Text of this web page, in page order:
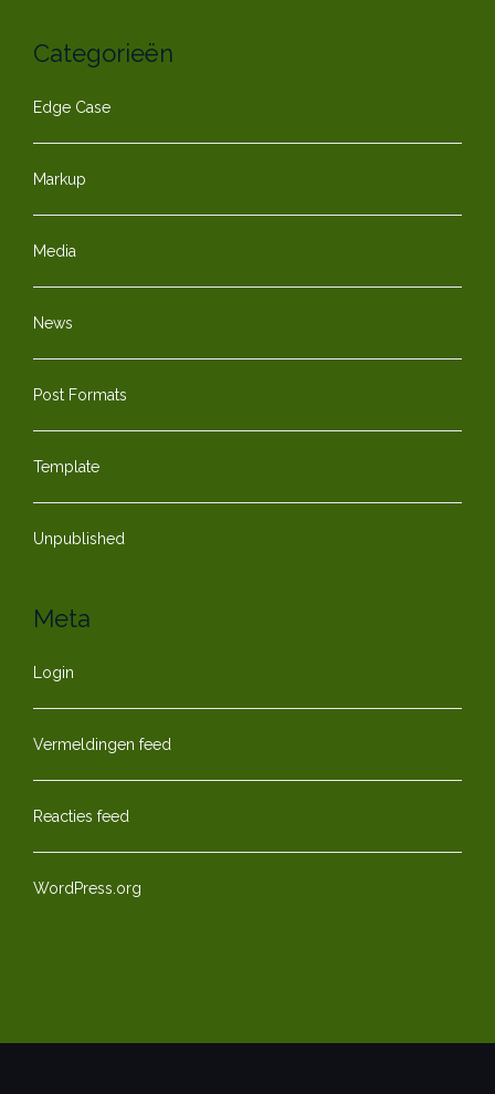
Categorieën
Edge Case
Markup
Media
News
Post Formats
Template
Unpublished
Meta
Login
Vermeldingen feed
Reacties feed
WordPress.org